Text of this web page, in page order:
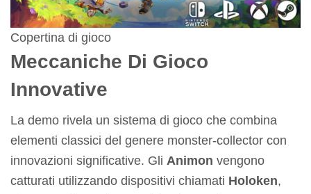
Copertina di gioco
Meccaniche Di Gioco
Innovative
La demo rivela un sistema di gioco che combina
elementi classici del genere monster-collector con
innovazioni significative. Gli Animon vengono
catturati utilizzando dispositivi chiamati Holoken,